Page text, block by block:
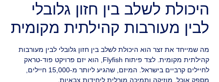
היכולת לשלב בין חזון גלובלי
לבין מעורבות קהילתית מקומית
מה שמייחד את זצר הוא היכולת לשלב בין חזון גלובלי לבין מעורבות
קהילתית מקומית. לצד פיתוח Flyfish, הוא יזם פרויקט פוד-טראק
לחיילים קרביים בישראל. המיזם, שהגיע ליותר מ-15,000 חיילים,
מספק אוכל, מוזיקה ותמיכה מורלית ליחידות צבאיות.